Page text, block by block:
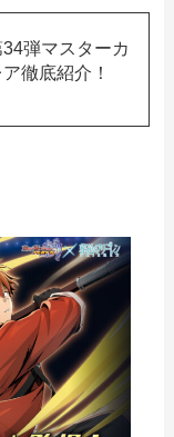
34弾マスターカ
徹底紹介！